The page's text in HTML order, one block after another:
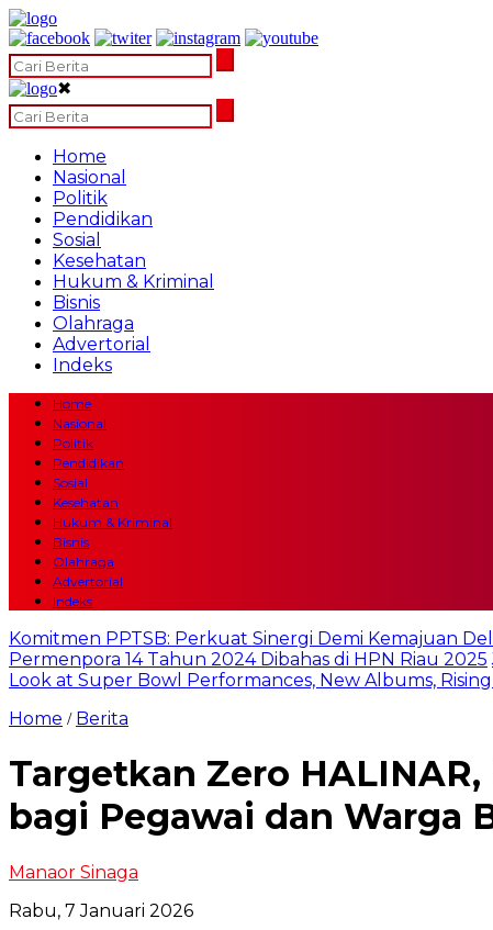
✖
Home
Nasional
Politik
Pendidikan
Sosial
Kesehatan
Hukum & Kriminal
Bisnis
Olahraga
Advertorial
Indeks
Home
Nasional
Politik
Pendidikan
Sosial
Kesehatan
Hukum & Kriminal
Bisnis
Olahraga
Advertorial
Indeks
Komitmen PPTSB: Perkuat Sinergi Demi Kemajuan
Permenpora 14 Tahun 2024 Dibahas di HPN Riau 2025
Look at Super Bowl Performances, New Albums,
Home / Berita
Targetkan Zero
bagi Pegawai dan Warga
Manaor Sinaga
Rabu, 7 Januari 2026